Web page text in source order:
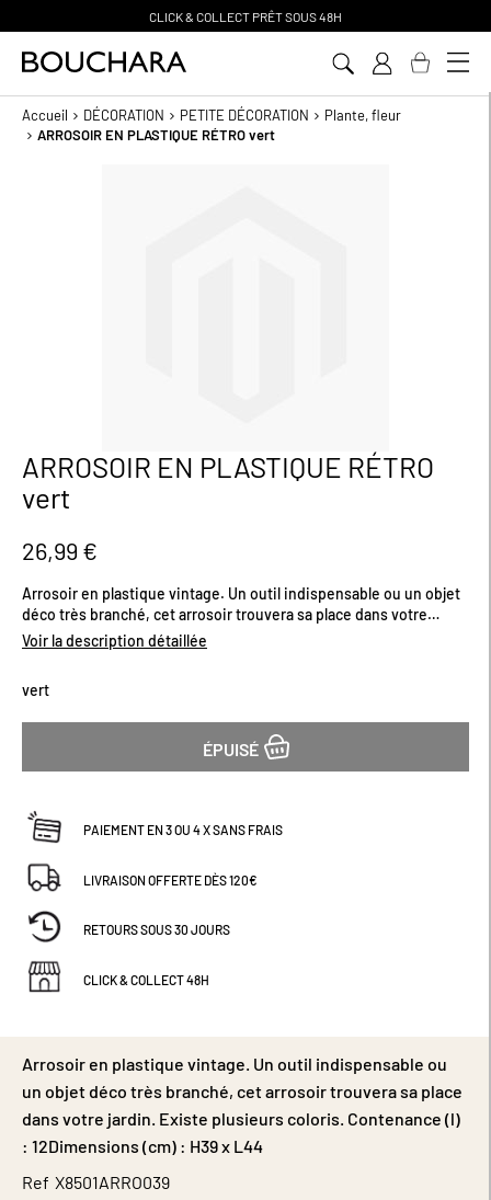
CLICK & COLLECT PRÊT SOUS 48H
Accueil DÉCORATION PETITE DÉCORATION
Plante, fleur
ARROSOIR EN PLASTIQUE RÉTRO vert
Passer
au
début
la
Galerie
d’images
ARROSOIR EN PLASTIQUE RÉTRO
vert
26,99 €
Arrosoir en plastique vintage. Un outil indispensable ou un objet
déco très branché, cet arrosoir trouvera sa place dans votre
jardin. Existe plusieurs coloris. Contenance (l) : 12Dimensions
(cm) : H39 x L44
Voir la description détaillée
vert
ÉPUISÉ
PAIEMENT EN 3 OU 4 X SANS FRAIS
LIVRAISON OFFERTE DÈS 120€
RETOURS SOUS 30 JOURS
CLICK & COLLECT 48H
Arrosoir en plastique vintage. Un outil indispensable ou
un objet déco très branché, cet arrosoir trouvera sa place
dans votre jardin. Existe plusieurs coloris. Contenance (l)
: 12Dimensions (cm) : H39 x L44
Ref X8501ARRO039